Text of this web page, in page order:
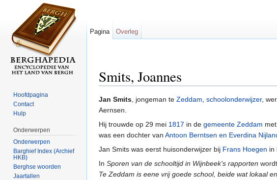
Smits, Joannes
Jan Smits, jongeman te Zeddam, schoolonderwijzer,
Aernsen.
Hij trouwde op 29 mei 1817 in de gemeente Zeddam
was een dochter van Antoon Berntsen en Everdina
Jan Smits was eerst huisonderwijzer bij Frans Hoegen in
In Sporen van de schooltijd in Wijnbeek's rapporten
Te Zeddam is eene vrij goede school, beide wat lokaal
Pagina Overleg
Hoofdpagina
Contact
Hulp
Onderwerpen
Onderwerpen
Barghief Index (Archief
HKB)
Berghse woorden
Jaartallen